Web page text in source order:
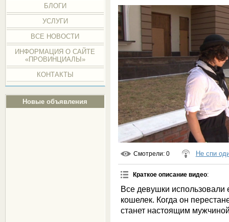
БЛОГИ
УСЛУГИ
ВСЕ НОВОСТИ
ИНФОРМАЦИЯ О САЙТЕ
«ПРОВИНЦИАЛЫ»
КОНТАКТЫ
Новые объявления
Смотрели: 0 Не спи
Краткое описание видео:
Все девушки использовали
кошелек. Когда он
станет настоящим